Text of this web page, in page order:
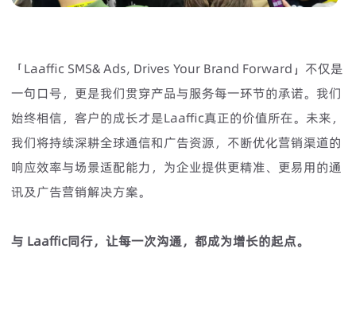
「Laaffic SMS& Ads, Drives Your Brand Forward」不仅是
一句口号，更是我们贯穿产品与服务每一环节的承诺。我们
始终相信，客户的成长才是Laaffic真正的价值所在。未来，
我们将持续深耕全球通信和广告资源，不断优化营销渠道的
响应效率与场景适配能力，为企业提供更精准、更易用的通
讯及广告营销解决方案。
与 Laaffic同行，让每一次沟通，都成为增长的起点。